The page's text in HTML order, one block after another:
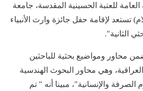
العامة للعتبة الحسينية المقدسة، جامعة
تستعد لإقامة حفل جائزة وارث الأنبياء
الثانية".
محاور ومواضيع بحثية للباحثين
وهي محاور البحوث الهندسية
الصرفة والإنسانية"، مبينا أنه " تم